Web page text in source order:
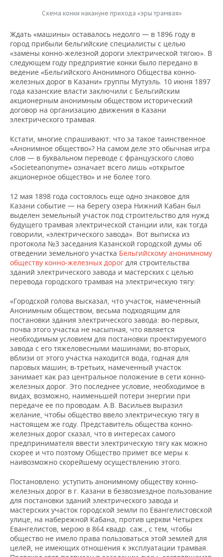
Схема конки накануне прихода «эры трамвая»
Ждать «машины» оставалось недолго — в 1896 году в
город прибыли бельгийские специалисты с целью
«замены конно-железной дороги электрической тягою». В
следующем году предприятие конки было передано в
ведение «Бельгийского Анонимного Общества конно-
железных дорог в Казани» группы Мутуэль. 10 июня 1897
года казанские власти заключили с Бельгийским
акционерным анонимным обществом исторический
договор на организацию движения в Казани
электрического трамвая.
Кстати, многие спрашивают: что за такое таинственное
«Анонимное общество»? На самом деле это обычная игра
слов — в буквальном переводе с французского слово
«Societeanonyme» означает всего лишь «открытое
акционерное общество» и не более того.
12 мая 1898 года состоялось еще одно знаковое для
Казани событие — на берегу озера Нижний Кабан был
выделен земельный участок под строительство для нужд
будущего трамвая электрической станции или, как тогда
говорили, «электрического завода». Вот выписка из
протокола №3 заседания Казанской городской думы об
отведении земельного участка Бельгийскому анонимному
обществу конно-железных дорог для строительства
зданий электрического завода и мастерских с целью
перевода городского трамвая на электрическую тягу:
«Городской голова высказал, что участок, намеченный
Анонимным обществом, весьма подходящим для
постановки здания электрического завода: во-первых,
почва этого участка не насыпная, что является
необходимым условием для постановки проектируемого
завода с его тяжеловесными машинами; во-вторых,
вблизи от этого участка находится вода, годная для
паровых машин; в-третьих, намеченный участок
занимает как раз центральное положение в сети конно-
железных дорог. Это последнее условие, необходимое в
видах, возможно, наименьшей потери энергии при
передаче ее по проводам. А.В. Васильев выразил
желание, чтобы общество ввело электрическую тягу в
настоящем же году. Представитель общества конно-
железных дорог сказал, что в интересах самого
предпринимателя ввести электрическую тягу как можно
скорее и что поэтому Общество примет все меры к
наивозможно скорейшему осуществлению этого.
Постановлено: уступить анонимному обществу конно-
железных дорог в г. Казани в безвозмездное пользование
для постановки зданий электрического завода и
мастерских участок городской земли по Евангелистовской
улице, на набережной Кабана, против церкви Четырех
Евангелистов, мерою в 864 квадр. саж., с тем, чтобы
общество не имело права пользоваться этой землей для
целей, не имеющих отношения к эксплуатации трамвая.